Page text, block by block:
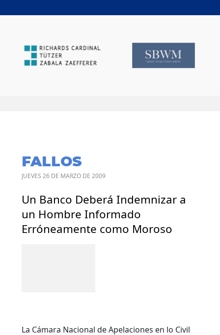
FALLOS
JUEVES 26 DE MARZO DE 2009
Un Banco Deberá Indemnizar a
un Hombre Informado
Erróneamente como Moroso
La Cámara Nacional de Apelaciones en lo Civil